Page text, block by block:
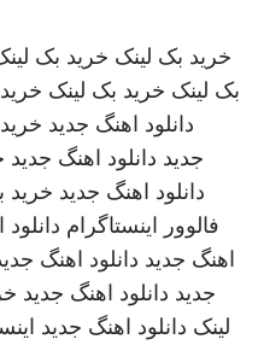
خرید بک لینک خرید بک
بک لینک خرید بک لینک
دانلود اهنگ جدید
جدید دانلود اهنگ جدید
دانلود اهنگ جدید خرید
فالوور اینستاگرام
اهنگ جدید دانلود اهنگ
جدید دانلود اهنگ جدید
لینک دانلود اهنگ جدید